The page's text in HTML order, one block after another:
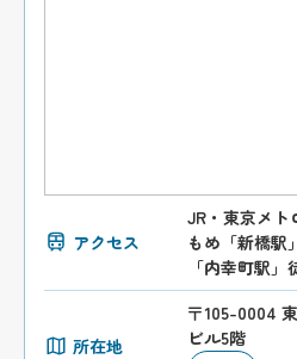
アクセス
JR・東京メト
もめ「新橋
「内幸町駅」
所在地
〒105-0004
ビル5階